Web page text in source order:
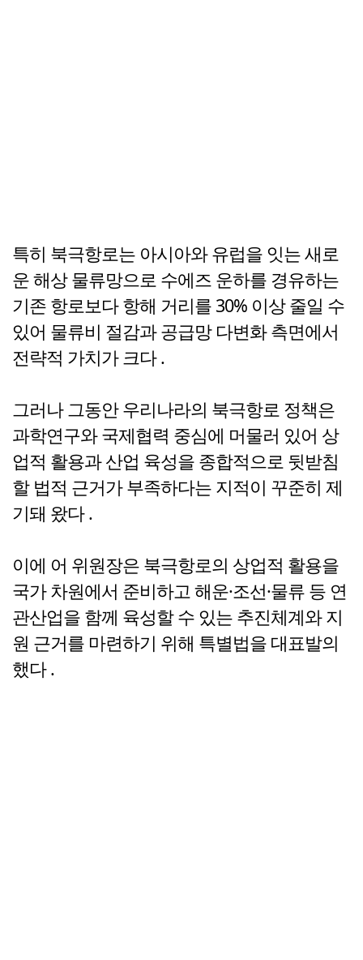
특히 북극항로는 아시아와 유럽을 잇는 새로
운 해상 물류망으로 수에즈 운하를 경유하는
기존 항로보다 항해 거리를 30% 이상 줄일 수
있어 물류비 절감과 공급망 다변화 측면에서
전략적 가치가 크다 .
그러나 그동안 우리나라의 북극항로 정책은
과학연구와 국제협력 중심에 머물러 있어 상
업적 활용과 산업 육성을 종합적으로 뒷받침
할 법적 근거가 부족하다는 지적이 꾸준히 제
기돼 왔다 .
이에 어 위원장은 북극항로의 상업적 활용을
국가 차원에서 준비하고 해운·조선·물류 등 연
관산업을 함께 육성할 수 있는 추진체계와 지
원 근거를 마련하기 위해 특별법을 대표발의
했다 .